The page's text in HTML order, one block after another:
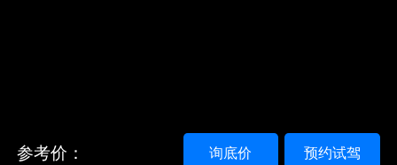
参考价： 预约试驾
询底价